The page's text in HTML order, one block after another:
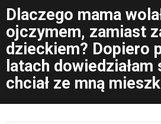
Dlaczego mama
ojczymem, zamiast
dzieckiem? Dopiero
latach dowiedziałam
chciał ze mną